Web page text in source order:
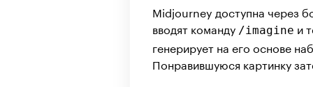
Midjourney доступна через
вводят команду /imagine и
генерирует на его основе
Понравившуюся картинку